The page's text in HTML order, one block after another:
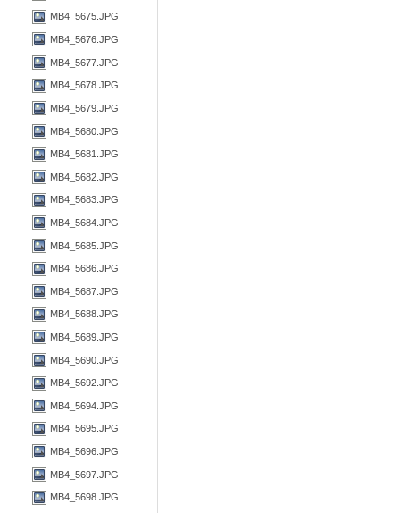
MB4_5675.JPG
MB4_5676.JPG
MB4_5677.JPG
MB4_5678.JPG
MB4_5679.JPG
MB4_5680.JPG
MB4_5681.JPG
MB4_5682.JPG
MB4_5683.JPG
MB4_5684.JPG
MB4_5685.JPG
MB4_5686.JPG
MB4_5687.JPG
MB4_5688.JPG
MB4_5689.JPG
MB4_5690.JPG
MB4_5692.JPG
MB4_5694.JPG
MB4_5695.JPG
MB4_5696.JPG
MB4_5697.JPG
MB4_5698.JPG